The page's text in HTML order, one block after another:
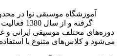
آموزشگاه موسیقی نوا در
گرفته و
دوره‌های مختلف موسیقی ایرانی و
می‌شود و کلاس‌های متنوع با